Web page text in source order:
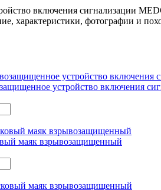
включения сигнализации
характеристики, фотографии и
устройство включения
маяк взрывозащищенный